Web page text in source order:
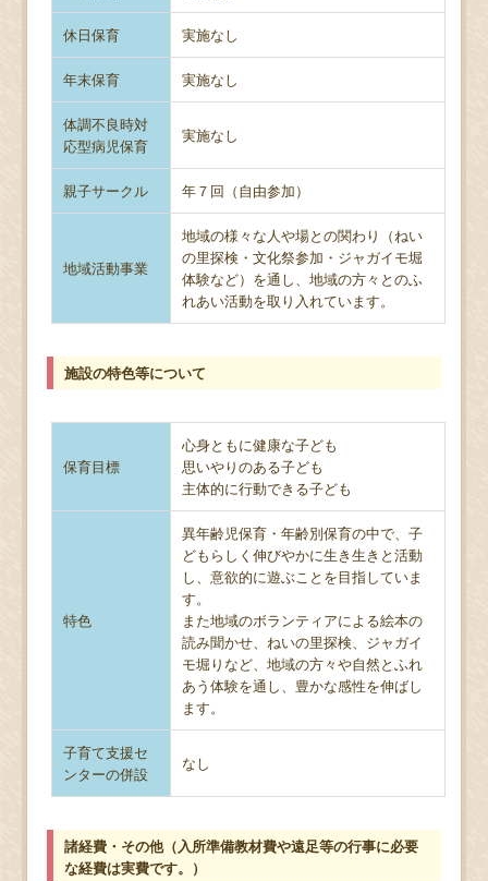
休日保育 実施なし
年末保育 実施なし
体調不良時対
応型病児保育
実施なし
親子サークル 年７回（自由参加）
地域活動事業
地域の様々な人や場との関わり（ねい
の里探検・文化祭参加・ジャガイモ堀
体験など）を通し、地域の方々とのふ
れあい活動を取り入れています。
施設の特色等について
保育目標
心身ともに健康な子ども
思いやりのある子ども
主体的に行動できる子ども
特色
異年齢児保育・年齢別保育の中で、子
どもらしく伸びやかに生き生きと活動
し、意欲的に遊ぶことを目指していま
す。
また地域のボランティアによる絵本の
読み聞かせ、ねいの里探検、ジャガイ
モ堀りなど、地域の方々や自然とふれ
あう体験を通し、豊かな感性を伸ばし
ます。
子育て支援セ
ンターの併設
なし
諸経費・その他（入所準備教材費や遠足等の行事に必要
な経費は実費です。）